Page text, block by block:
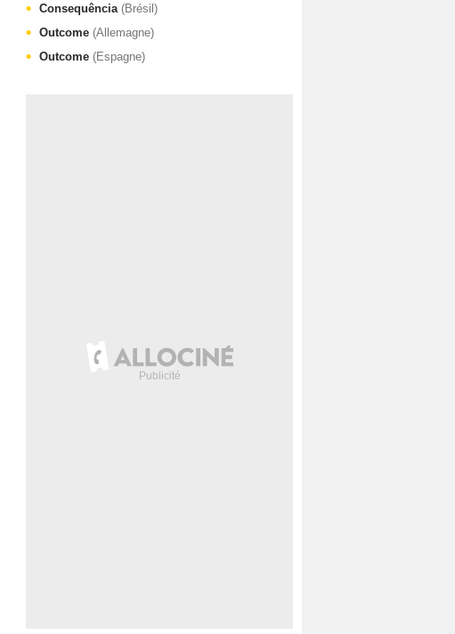
Consequência (Brésil)
Outcome (Allemagne)
Outcome (Espagne)